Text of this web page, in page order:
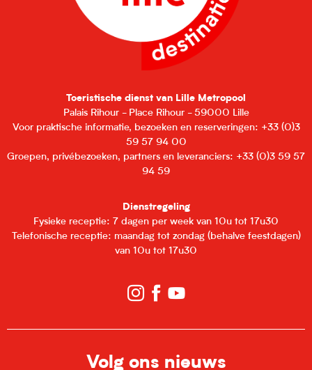
Toeristische dienst van Lille Metropool
Palais Rihour - Place Rihour - 59000 Lille
Voor praktische informatie, bezoeken en reserveringen: +33 (0)3
59 57 94 00
Groepen, privébezoeken, partners en leveranciers: +33 (0)3 59 57
94 59
Dienstregeling
Fysieke receptie: 7 dagen per week van 10u tot 17u30
Telefonische receptie: maandag tot zondag (behalve feestdagen)
van 10u tot 17u30
Volg ons nieuws